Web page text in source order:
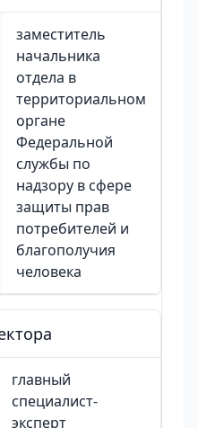
заместитель
начальника
отдела в
территориальном
органе
Федеральной
службы по
надзору в сфере
защиты прав
потребителей и
благополучия
человека
главный
специалист-
эксперт